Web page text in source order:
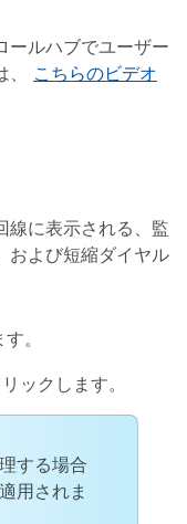
ールハブでユーザー
、 こちらのビデオ
線に表示される、監
および短縮ダイヤル
。
ックします。
する場合
用されま